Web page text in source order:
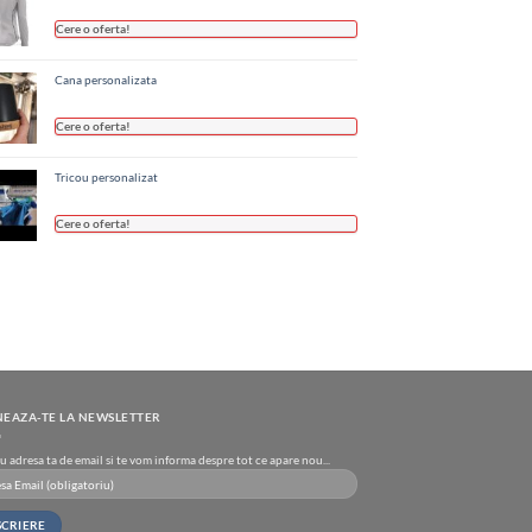
Cere o oferta!
Cana personalizata
Cere o oferta!
Tricou personalizat
Cere o oferta!
TE LA NEWSLETTER
adresa ta de email si te vom informa despre tot ce apare nou...